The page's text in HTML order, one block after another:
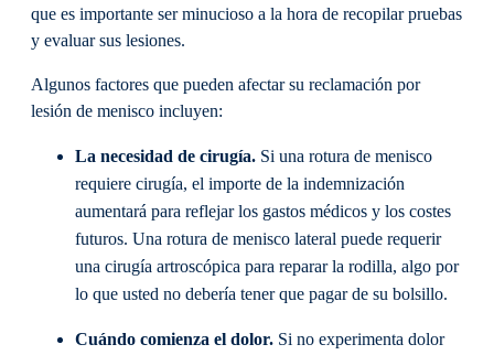
que es importante ser minucioso a la hora de recopilar pruebas
y evaluar sus lesiones.
Algunos factores que pueden afectar su reclamación por
lesión de menisco incluyen:
La necesidad de cirugía. Si una rotura de menisco
requiere cirugía, el importe de la indemnización
aumentará para reflejar los gastos médicos y los costes
futuros. Una rotura de menisco lateral puede requerir
una cirugía artroscópica para reparar la rodilla, algo por
lo que usted no debería tener que pagar de su bolsillo.
Cuándo comienza el dolor. Si no experimenta dolor